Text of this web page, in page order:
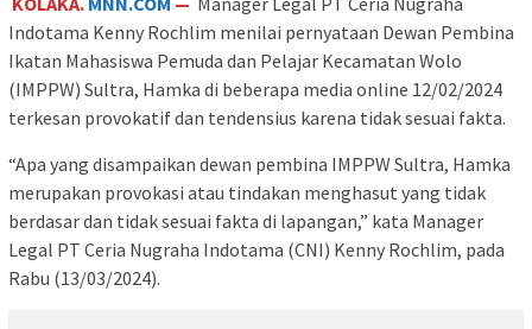
Indotama Kenny Rochlim menilai pernyataan Dewan Pembina
Ikatan Mahasiswa Pemuda dan Pelajar Kecamatan Wolo
(IMPPW) Sultra, Hamka di beberapa media online 12/02/2024
terkesan provokatif dan tendensius karena tidak sesuai fakta.
“Apa yang disampaikan dewan pembina IMPPW Sultra, Hamka
merupakan provokasi atau tindakan menghasut yang tidak
berdasar dan tidak sesuai fakta di lapangan,” kata Manager
Legal PT Ceria Nugraha Indotama (CNI) Kenny Rochlim, pada
Rabu (13/03/2024).